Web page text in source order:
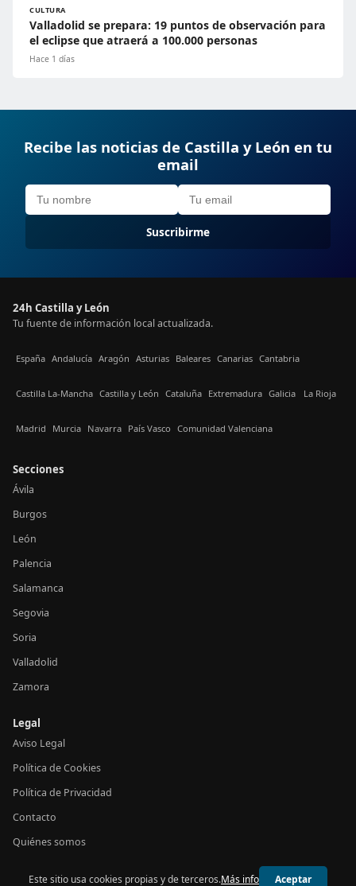
CULTURA
Valladolid se prepara: 19 puntos de observación para
el eclipse que atraerá a 100.000 personas
Hace 1 días
Recibe las noticias de Castilla y León en tu
email
Suscribirme
24h Castilla y León
Tu fuente de información local actualizada.
España Andalucía Aragón Asturias Baleares Canarias Cantabria
Castilla La-Mancha Castilla y León Cataluña Extremadura Galicia La Rioja
Madrid Murcia Navarra País Vasco Comunidad Valenciana
Secciones
Ávila
Burgos
León
Palencia
Salamanca
Segovia
Soria
Valladolid
Zamora
Legal
Aviso Legal
Política de Cookies
Política de Privacidad
Contacto
Quiénes somos
Este sitio usa cookies propias y de terceros.Más info Aceptar